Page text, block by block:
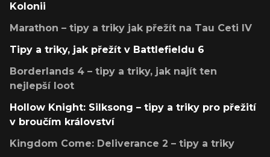
Kolonii
Marathon – tipy a triky jak přežít na Tau Ceti IV
Tipy a triky, jak přežít v Battlefieldu 6
Borderlands 4 – tipy a triky, jak najít ten
nejlepší loot
Hollow Knight: Silksong – tipy a triky pro přežití
v broučím království
Kingdom Come: Deliverance 2 – tipy a triky